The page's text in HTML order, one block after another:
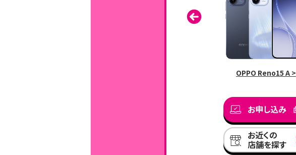
OPPO Reno15 A >
お申し込み
お近くの
店舗を探す